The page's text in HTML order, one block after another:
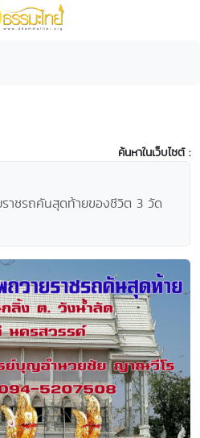
ค้นหาในเว็บไซต์ :
ราชรถคันสุดท้ายของชีวิต 3 วัด